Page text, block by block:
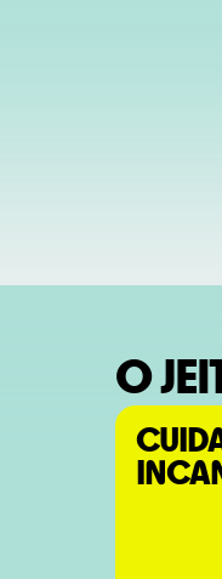
O